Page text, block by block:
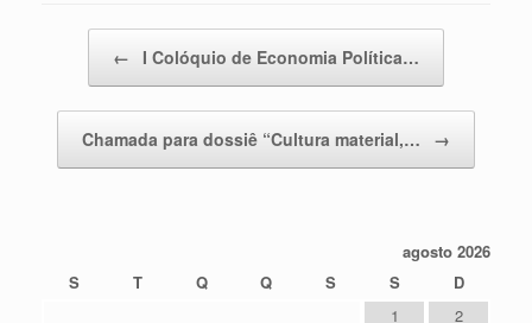
← I Colóquio de Economia Política…
Chamada para dossiê “Cultura material,… →
agosto 2026
S
T Q Q S S
D
1
2